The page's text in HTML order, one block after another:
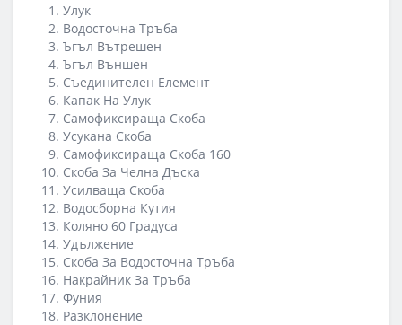
Улук
Водосточна Тръба
Ъгъл Вътрешен
Ъгъл Външен
Съединителен Елемент
Капак На Улук
Самофиксираща Скоба
Усукана Скоба
Самофиксираща Скоба 160
Скоба За Челна Дъска
Усилваща Скоба
Водосборна Кутия
Коляно 60 Градуса
Удължение
Скоба За Водосточна Тръба
Накрайник За Тръба
Фуния
Разклонение